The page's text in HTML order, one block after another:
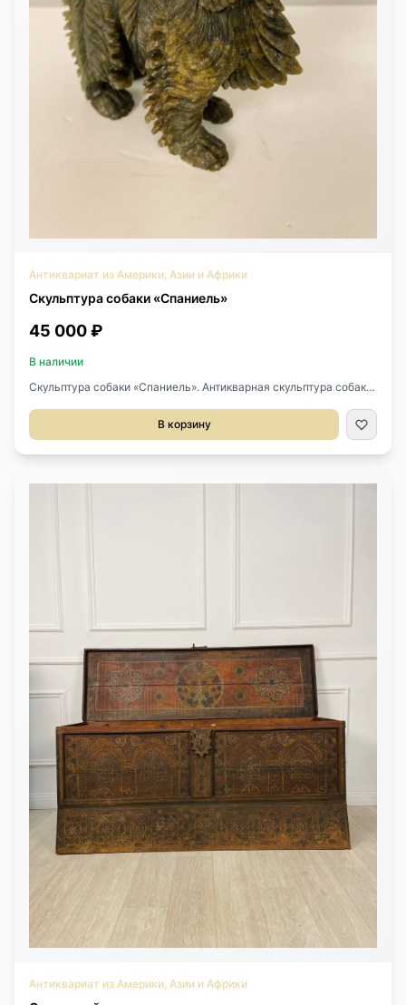
Антиквариат из Америки, Азии и Африки
Скульптура собаки «Спаниель»
45 000 ₽
В наличии
Скульптура собаки «Спаниель». Антикварная скульптура собаки
сиянием. Длина 17 см. Ширина 4 см. Высота 14 см.
В корзину
Антиквариат из Америки, Азии и Африки